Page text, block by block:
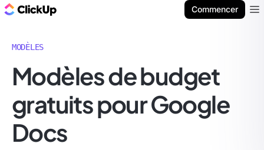
Commencer
MODÈLES
Modèles de budget
gratuits pour Google
Docs